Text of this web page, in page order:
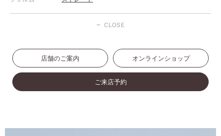
CLOSE
店舗のご案内 オンラインショップ
ご来店予約